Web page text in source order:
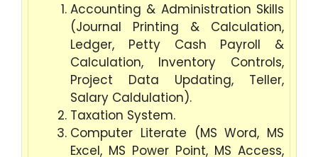
Accounting & Administration Skills
(Journal Printing & Calculation,
Ledger, Petty Cash Payroll &
Calculation, Inventory Controls,
Project Data Updating, Teller,
Salary Caldulation).
Taxation System.
Computer Literate (MS Word, MS
Excel, MS Power Point, MS Access,